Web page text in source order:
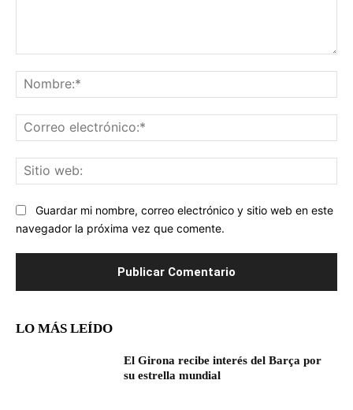
Guardar mi nombre, correo electrónico y sitio web en este
navegador la próxima vez que comente.
LO MÁS LEÍDO
El Girona recibe interés del Barça por
su estrella mundial